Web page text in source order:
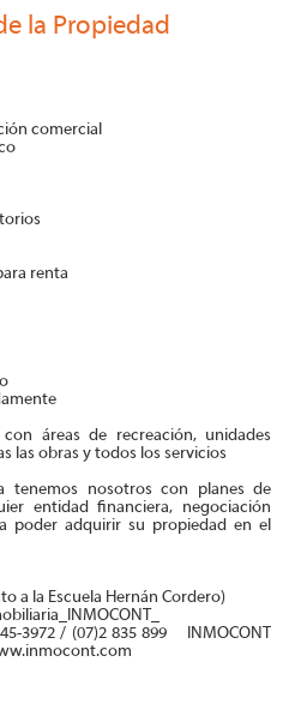
la Propiedad
comercial
renta
áreas de recreación, unidades
las obras y todos los servicios
tenemos nosotros con planes de
entidad financiera, negociación
poder adquirir su propiedad en el
a la Escuela Hernán Cordero)
3972 / (07)2 835 899 INMOCONT